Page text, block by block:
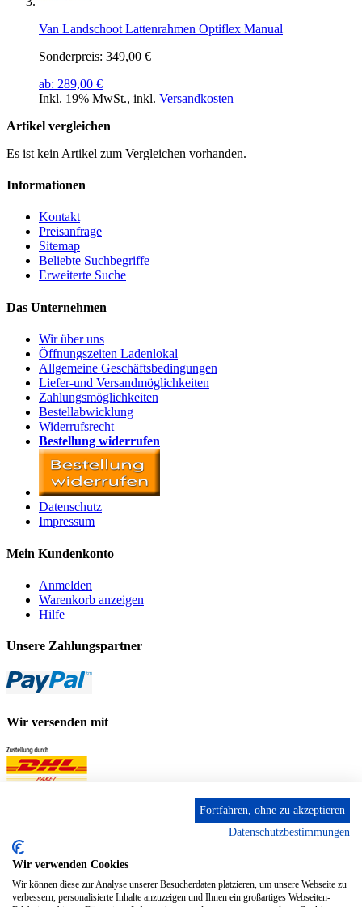
Van Landschoot Lattenrahmen Optiflex Manual
Sonderpreis: 349,00 €
ab: 289,00 €
Inkl. 19% MwSt., inkl. Versandkosten
Artikel vergleichen
Es ist kein Artikel zum Vergleichen vorhanden.
Informationen
Kontakt
Preisanfrage
Sitemap
Beliebte Suchbegriffe
Erweiterte Suche
Das Unternehmen
Wir über uns
Öffnungszeiten Ladenlokal
Allgemeine Geschäftsbedingungen
Liefer-und Versandmöglichkeiten
Zahlungsmöglichkeiten
Bestellabwicklung
Widerrufsrecht
Bestellung widerrufen
Datenschutz
Impressum
Mein Kundenkonto
Anmelden
Warenkorb anzeigen
Hilfe
Unsere Zahlungspartner
Wir versenden mit
Fortfahren, ohne zu akzeptieren
Datenschutzbestimmungen
Wir verwenden Cookies
Wir können diese zur Analyse unserer Besucherdaten platzieren, um unsere Webseite zu
verbessern, personalisierte Inhalte anzuzeigen und Ihnen ein großartiges Webseiten-